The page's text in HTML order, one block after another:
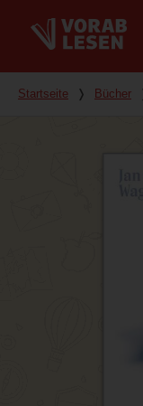
Du bist hier
Startseite ❭ Bücher